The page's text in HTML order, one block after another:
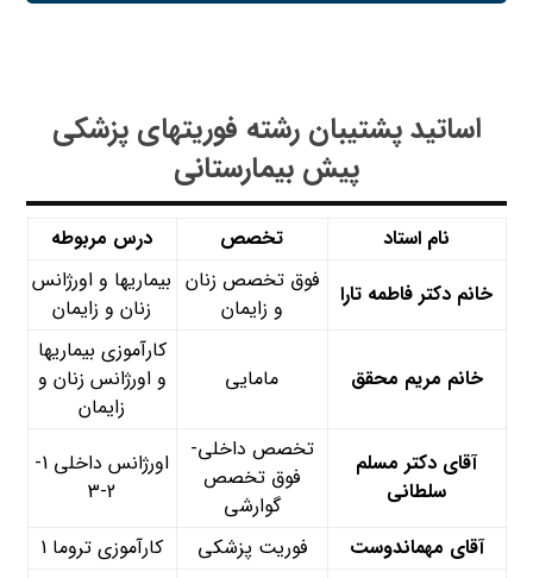
اساتید پشتیبان رشته فوریت­های پزشکی
پیش بیمارستانی
نام استاد تخصص
درس مربوطه
خانم دکتر فاطمه تارا
فوق تخصص زنان
و زایمان
بیماری­ها و اورژانس
زنان و زایمان
خانم مریم محقق مامایی
کارآموزی بیماری­ها
و اورژانس زنان و
زایمان
آقای دکتر مسلم
سلطانی
تخصص داخلی-
فوق تخصص
گوارشی
اورژانس داخلی 1-
2-3
آقای مهماندوست
فوریت پزشکی
کارآموزی تروما 1